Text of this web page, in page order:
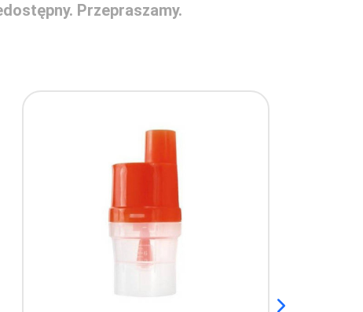
Przepraszamy.